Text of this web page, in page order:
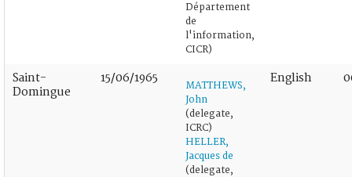
Département
de
l'information,
CICR)
Saint-
Domingue
15/06/1965
MATTHEWS,
John
(delegate,
ICRC)
HELLER,
Jacques de
(delegate,
English